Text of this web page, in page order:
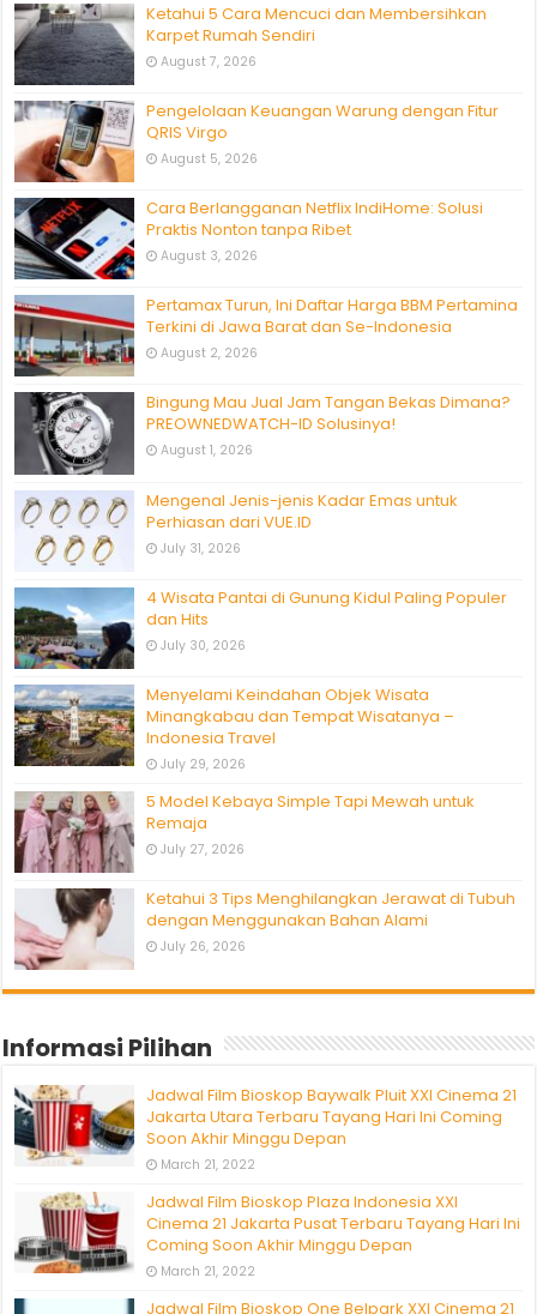
Ketahui 5 Cara Mencuci dan Membersihkan
Karpet Rumah Sendiri
August 7, 2026
Pengelolaan Keuangan Warung dengan Fitur
QRIS Virgo
August 5, 2026
Cara Berlangganan Netflix IndiHome: Solusi
Praktis Nonton tanpa Ribet
August 3, 2026
Pertamax Turun, Ini Daftar Harga BBM Pertamina
Terkini di Jawa Barat dan Se-Indonesia
August 2, 2026
Bingung Mau Jual Jam Tangan Bekas Dimana?
PREOWNEDWATCH-ID Solusinya!
August 1, 2026
Mengenal Jenis-jenis Kadar Emas untuk
Perhiasan dari VUE.ID
July 31, 2026
4 Wisata Pantai di Gunung Kidul Paling Populer
dan Hits
July 30, 2026
Menyelami Keindahan Objek Wisata
Minangkabau dan Tempat Wisatanya –
Indonesia Travel
July 29, 2026
5 Model Kebaya Simple Tapi Mewah untuk
Remaja
July 27, 2026
Ketahui 3 Tips Menghilangkan Jerawat di Tubuh
dengan Menggunakan Bahan Alami
July 26, 2026
Informasi Pilihan
Jadwal Film Bioskop Baywalk Pluit XXI Cinema 21
Jakarta Utara Terbaru Tayang Hari Ini Coming
Soon Akhir Minggu Depan
March 21, 2022
Jadwal Film Bioskop Plaza Indonesia XXI
Cinema 21 Jakarta Pusat Terbaru Tayang Hari Ini
Coming Soon Akhir Minggu Depan
March 21, 2022
Jadwal Film Bioskop One Belpark XXI Cinema 21